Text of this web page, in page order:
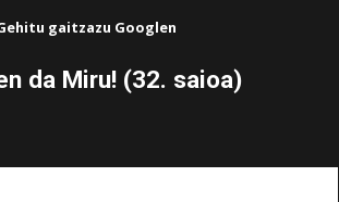
gaitzazu Googlen
da Miru! (32. saioa)